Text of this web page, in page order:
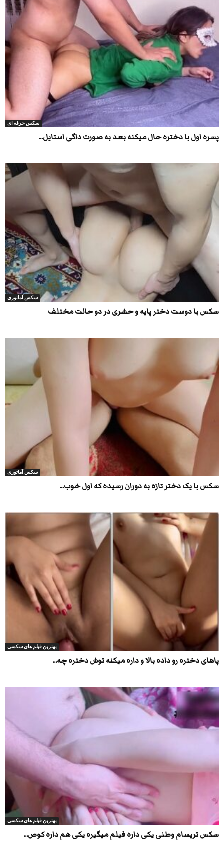
سکس حرفه ای
پسره اول با دختره حال میکنه بعد به صورت داگی استایل...
سکس آماتوری
سکس با دوست دختر پایه و حشری در دو حالت مختلف
سکس آماتوری
سکس با یک دختر تازه به دوران رسیده که اول خوب...
بهترین فیلم های سکسی
پاهای دختره رو داده بالا و داره میکنه توش دختره چه...
بهترین فیلم های سکسی
سکس تریسام وطنی یکی داره فیلم میگیره یکی هم داره کوص...